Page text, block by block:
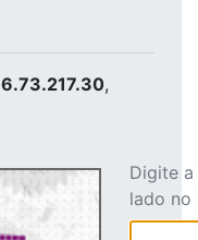
,
Digite
lado no